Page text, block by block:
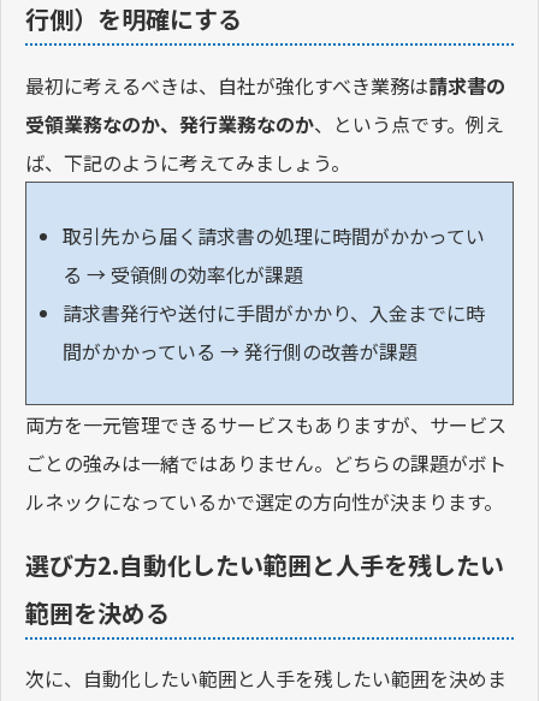
行側）を明確にする
最初に考えるべきは、自社が強化すべき業務は請求書の
受領業務なのか、発行業務なのか、という点です。例え
ば、下記のように考えてみましょう。
取引先から届く請求書の処理に時間がかかってい
る → 受領側の効率化が課題
請求書発行や送付に手間がかかり、入金までに時
間がかかっている → 発行側の改善が課題
両方を一元管理できるサービスもありますが、サービス
ごとの強みは一緒ではありません。どちらの課題がボト
ルネックになっているかで選定の方向性が決まります。
選び方2.自動化したい範囲と人手を残したい
範囲を決める
次に、自動化したい範囲と人手を残したい範囲を決めま